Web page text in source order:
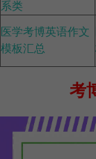
系类
医学考博英语作文
模板汇总
考